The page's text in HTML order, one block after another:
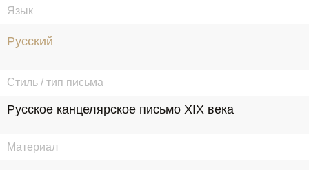
Язык
Русский
Стиль / тип письма
Русское канцелярское письмо XIX века
Материал